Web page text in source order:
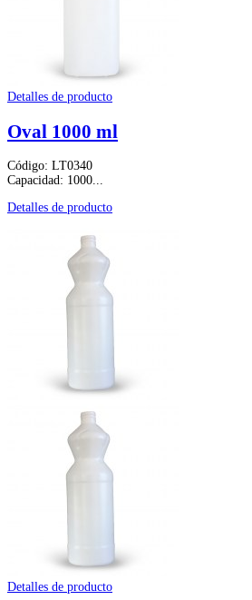
Detalles de producto
Oval 1000 ml
Código: LT0340
Capacidad: 1000...
Detalles de producto
Detalles de producto